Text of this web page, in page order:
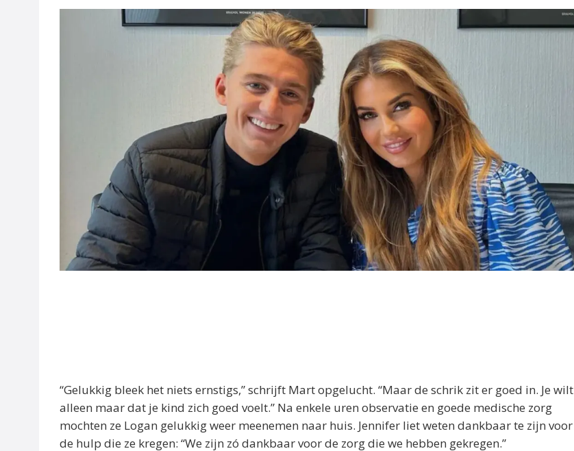
“Gelukkig bleek het niets ernstigs,” schrijft Mart opgelucht. “Maar de schrik zit er goed in. Je wilt
alleen maar dat je kind zich goed voelt.” Na enkele uren observatie en goede medische zorg
mochten ze Logan gelukkig weer meenemen naar huis. Jennifer liet weten dankbaar te zijn voor
de hulp die ze kregen: “We zijn zó dankbaar voor de zorg die we hebben gekregen.”